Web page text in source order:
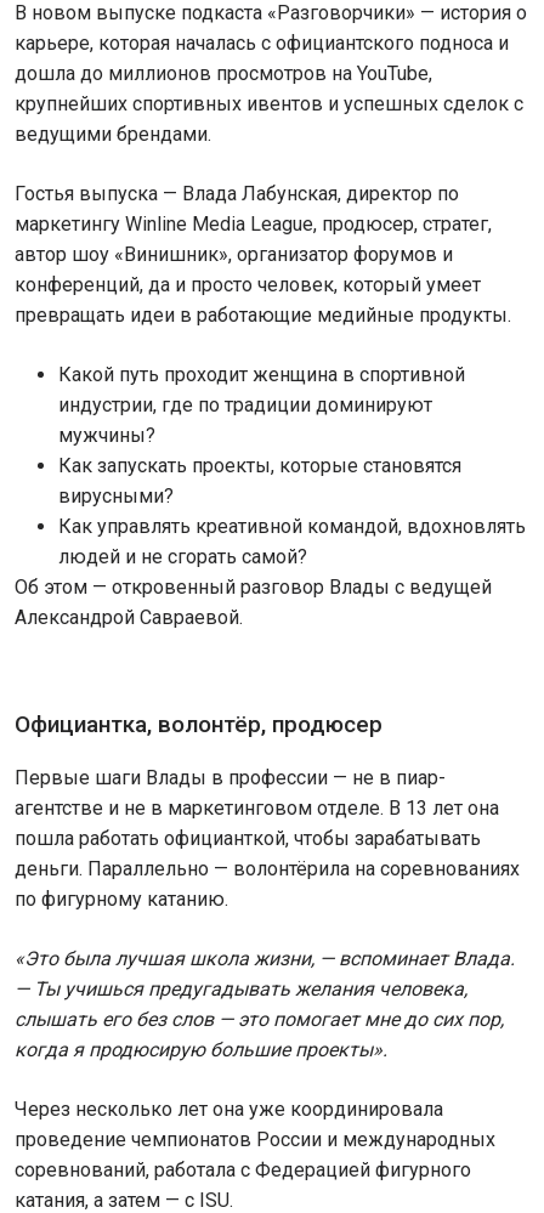
В новом выпуске подкаста «Разговорчики» — история о
карьере, которая началась с официантского подноса и
дошла до миллионов просмотров на YouTube,
крупнейших спортивных ивентов и успешных сделок с
ведущими брендами.
Гостья выпуска — Влада Лабунская, директор по
маркетингу Winline Media League, продюсер, стратег,
автор шоу «Винишник», организатор форумов и
конференций, да и просто человек, который умеет
превращать идеи в работающие медийные продукты.
Какой путь проходит женщина в спортивной
индустрии, где по традиции доминируют
мужчины?
Как запускать проекты, которые становятся
вирусными?
Как управлять креативной командой, вдохновлять
людей и не сгорать самой?
Об этом — откровенный разговор Влады с ведущей
Александрой Савраевой.
Официантка, волонтёр, продюсер
Первые шаги Влады в профессии — не в пиар-
агентстве и не в маркетинговом отделе. В 13 лет она
пошла работать официанткой, чтобы зарабатывать
деньги. Параллельно — волонтёрила на соревнованиях
по фигурному катанию.
«Это была лучшая школа жизни, — вспоминает Влада.
— Ты учишься предугадывать желания человека,
слышать его без слов — это помогает мне до сих пор,
когда я продюсирую большие проекты».
Через несколько лет она уже координировала
проведение чемпионатов России и международных
соревнований, работала с Федерацией фигурного
катания, а затем — с ISU.